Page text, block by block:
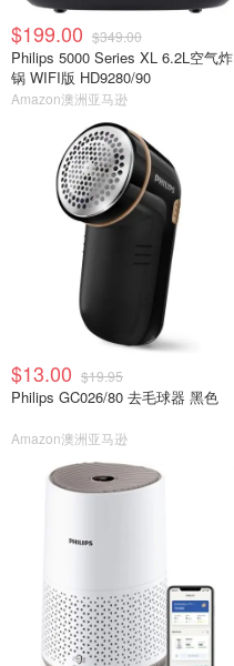
$199.00 $349.00
Philips 5000 Series XL 6.2L空气炸
锅 WIFI版 HD9280/90
Amazon澳洲亚马逊
$13.00 $19.95
Philips GC026/80 去毛球器 黑色
Amazon澳洲亚马逊